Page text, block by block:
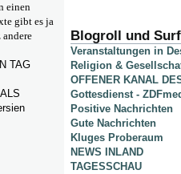
einen
gibt es ja
TAG
Blogroll und
Veranstaltungen in
Religion &
OFFENER KANAL
Gottesdienst -
Positive Nachrichten
Gute Nachrichten
Kluges Proberaum
NEWS INLAND
TAGESSCHAU